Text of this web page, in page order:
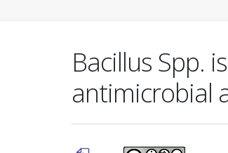
Bacillus Spp.
antimicrobial